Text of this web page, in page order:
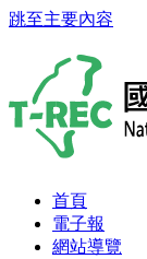
跳至主要內容
首頁
電子報
網站導覽